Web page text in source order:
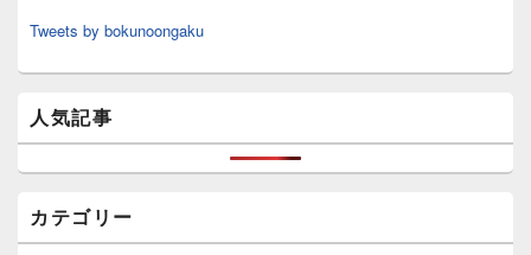
Tweets by bokunoongaku
人気記事
カテゴリー